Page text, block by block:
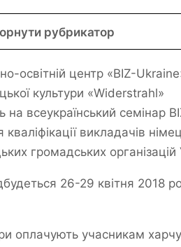
рубрикатор
освітній центр «BIZ-
культури «Widerstrahl»
на всеукраїнський семінар
викладачів
громадських організацій
26-29 квітня 2018
оплачують учасникам